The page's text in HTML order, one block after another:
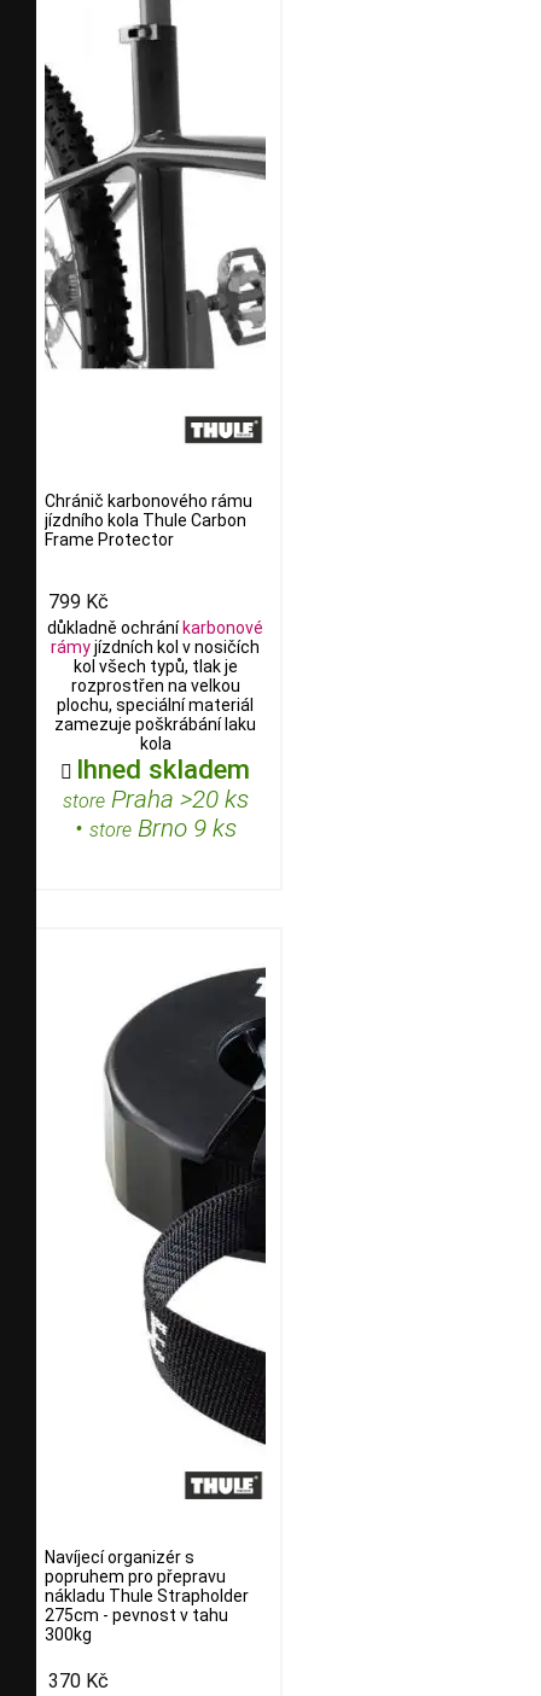
Chránič karbonového rámu
jízdního kola Thule Carbon
Frame Protector
799 Kč
důkladně ochráníkarbonové
rámyjízdních kol v nosičích
kol všech typů, tlak je
rozprostřen na velkou
plochu, speciální materiál
zamezuje poškrábání laku
kola
 Ihned skladem
storePraha >20 ks
• storeBrno 9 ks
Navíjecí organizér s
popruhem pro přepravu
nákladu Thule Strapholder
275cm - pevnost v tahu
300kg
370 Kč